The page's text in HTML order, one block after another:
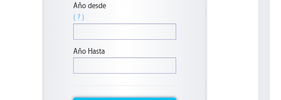
Año desde
( ? )
Año Hasta